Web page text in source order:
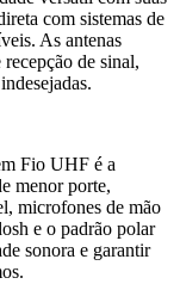
com sistemas de
As antenas
de sinal,
Fio UHF é a
menor porte,
microfones de mão
e o padrão polar
sonora e garantir